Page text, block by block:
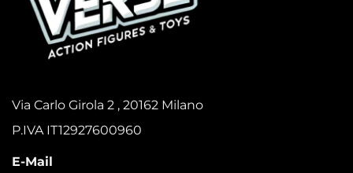
Via Carlo Girola 2 , 20162 Milano
P.IVA IT12927600960
E-Mail